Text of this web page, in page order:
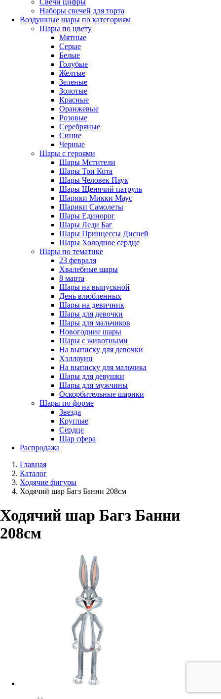
Наборы свечей для торта
Воздушные шары по категориям
Шары по цвету
Мятные
Серые
Белые
Голубые
Желтые
Зеленые
Золотые
Красные
Оранжевые
Розовые
Серебряные
Синие
Черные
Шары с героями
Шары Мстители
Шары Три Кота
Шары Человек Паук
Шары Щенячий патруль
Шарики Микки Маус
Шарики Самолеты
Шары Единорог
Шары Леди Баг
Шары Принцессы Дисней
Шары Холодное сердце
Шары по тематике
23 февраля
Хвалебные шары
8 марта
Шары на выпускной
День влюбленных
Шары на девичник
Шары для девочки
Шары для мальчиков
Новогодние шары
Шары с животными
На выписку для девочки
Хэллоуин
На выписку для мальчика
Шары для девушки
Шары для мужчины
Оскорбительные шарики
Шары по форме
Звезда
Круглые
Сердце
Шар сфера
Распродажа
Главная
Каталог
Ходячие фигуры
Ходячий шар Багз Банни 208см
Ходячий шар Багз Банни
208см